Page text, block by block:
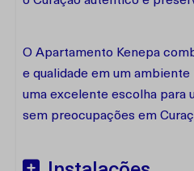
O Apartamento Kenepa
e qualidade em um
uma excelente escolha para
sem preocupações em